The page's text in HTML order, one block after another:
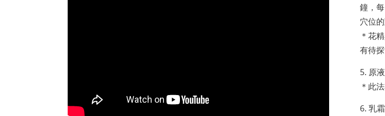
鐘，
穴位
＊花
有待
5. 原
＊此
6. 乳